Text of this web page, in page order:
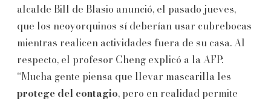
alcalde Bill de Blasio anunció, el pasado jueves,
que los neoyorquinos sí deberían usar cubrebocas
mientras realicen actividades fuera de su casa. Al
respecto, el profesor Cheng explicó a la AFP:
“Mucha gente piensa que llevar mascarilla les
protege del contagio, pero en realidad permite